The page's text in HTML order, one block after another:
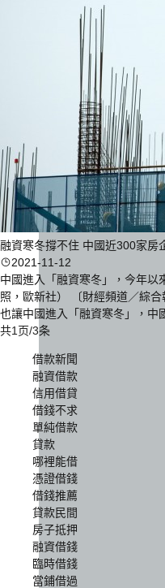
融資寒冬撐不住 中國近300家房
2021-11-12
中國進入「融資寒冬」，今年以
照，歐新社） 〔財經頻道／綜
也讓中國進入「融資寒冬」，中
共1页/3条
借款新聞
融資借款
信用借貸
借錢不求
單純借款
貸款
哪裡能借
憑證借錢
借錢推薦
貸款民間
房子抵押
融資借錢
臨時借錢
當鋪借過